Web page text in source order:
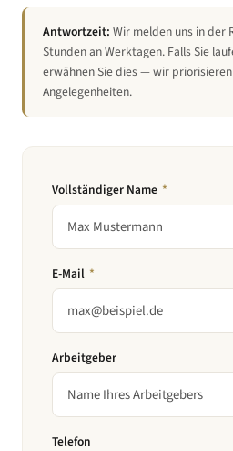
Antwortzeit: Wir melden uns in der
Stunden an Werktagen. Falls Sie
erwähnen Sie dies — wir
Angelegenheiten.
Vollständiger Name *
E-Mail *
Arbeitgeber
Telefon